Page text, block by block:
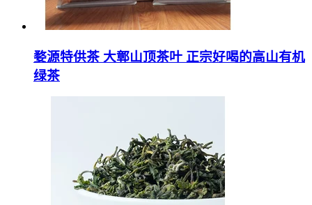
婺源特供茶 大鄣山顶茶叶 正宗好喝的高山有机
绿茶